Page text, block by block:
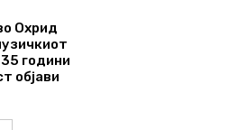
Охрид
години
објави